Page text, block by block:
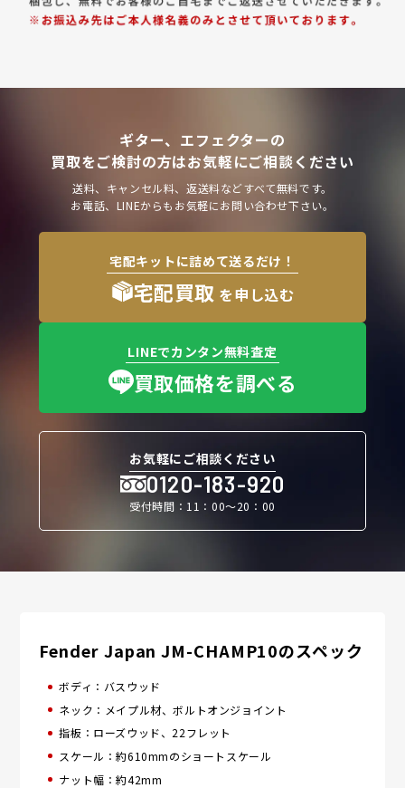
ギター、エフェクターの
買取をご検討の方はお気軽にご相談ください
送料、キャンセル料、返送料などすべて無料です。
お電話、LINEからもお気軽にお問い合わせ下さい。
宅配キットに詰めて送るだけ！
宅配買取 を申し込む
LINEでカンタン無料査定
買取価格を調べる
お気軽にご相談ください
0120-183-920
受付時間：11：00〜20：00
Fender Japan JM-CHAMP10のスペック
ボディ：​バスウッド
ネック：​メイプル材、ボルトオンジョイント
指板：​ローズウッド、22フレット
スケール：​約610mmのショートスケール
ナット幅：​約42mm